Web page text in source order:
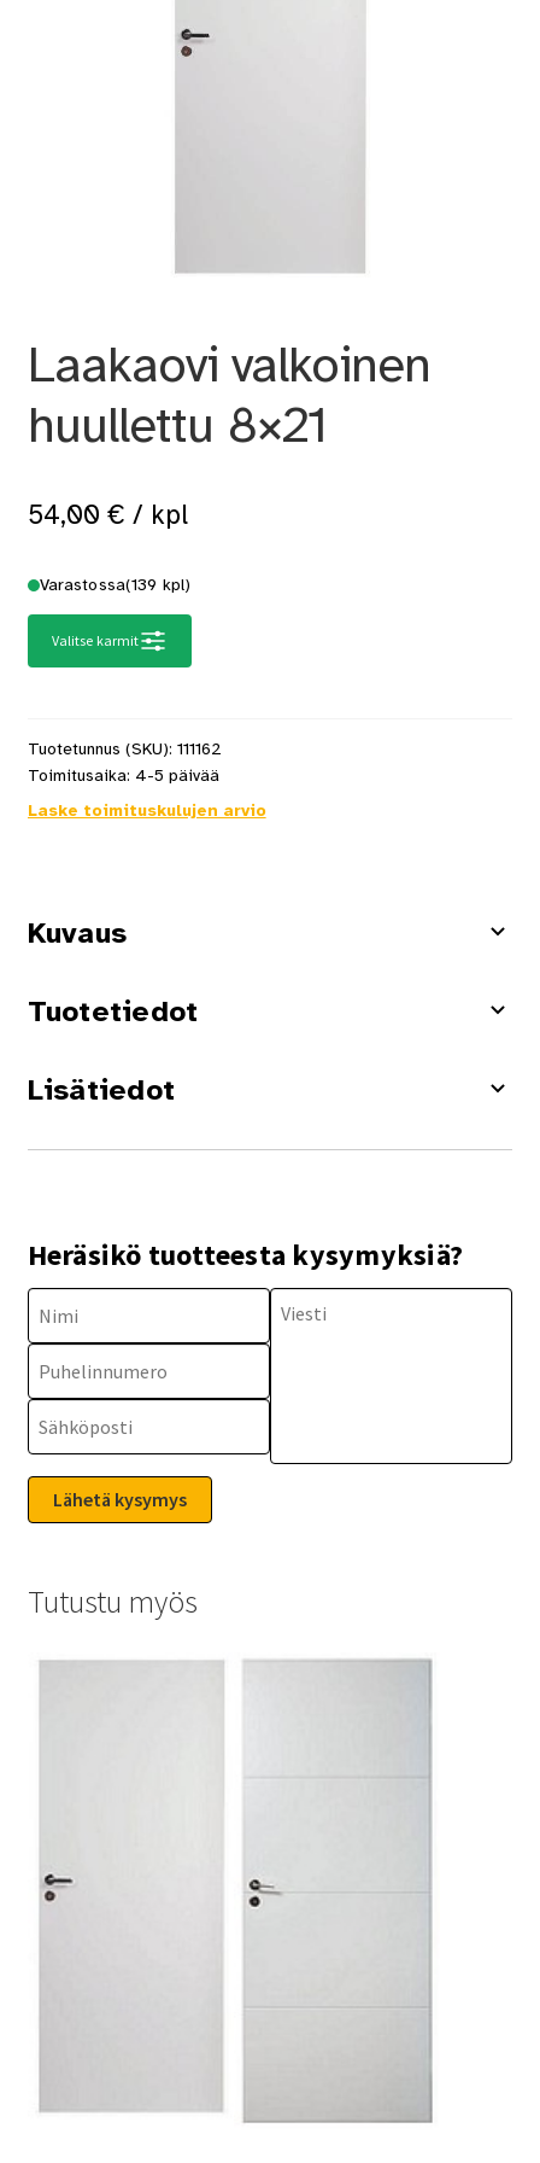
Laakaovi valkoinen
huullettu 8×21
54,00 € / kpl
Varastossa(139 kpl)
Valitse karmit
Tuotetunnus (SKU): 111162
Toimitusaika: 4-5 päivää
Laske toimituskulujen arvio
Kuvaus
Tuotetiedot
Lisätiedot
Heräsikö tuotteesta kysymyksiä?
Tutustu myös